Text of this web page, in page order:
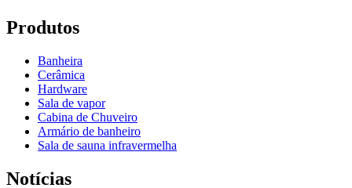
Produtos
Banheira
Cerâmica
Hardware
Sala de vapor
Cabina de Chuveiro
Armário de banheiro
Sala de sauna infravermelha
Notícias